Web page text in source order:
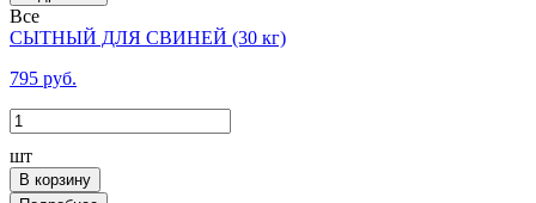
Все
СЫТНЫЙ ДЛЯ СВИНЕЙ (30 кг)
795 руб.
шт
В корзину